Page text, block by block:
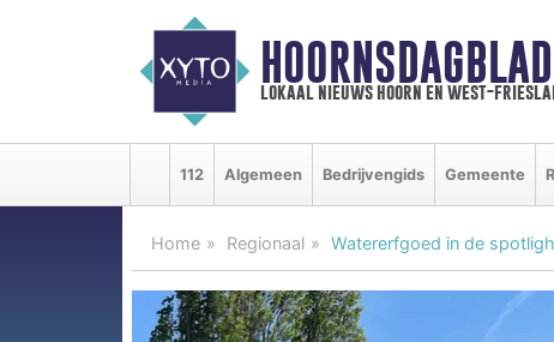
lokaal nieuws hoorn en west-
112 Algemeen Bedrijvengids Gemeente
Home Regionaal Watererfgoed in de